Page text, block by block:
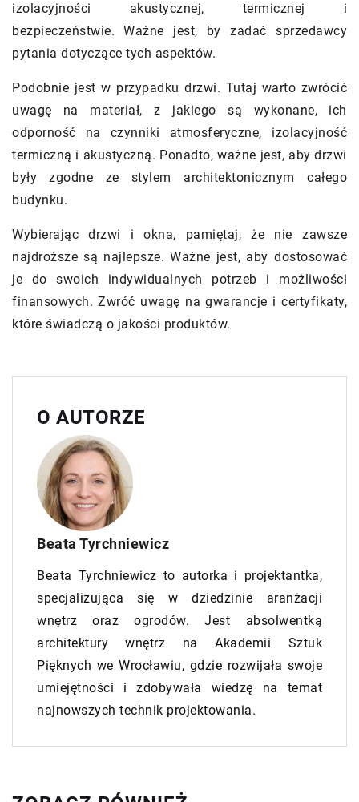
izolacyjności akustycznej, termicznej i
bezpieczeństwie. Ważne jest, by zadać sprzedawcy
pytania dotyczące tych aspektów.
Podobnie jest w przypadku drzwi. Tutaj warto zwrócić
uwagę na materiał, z jakiego są wykonane, ich
odporność na czynniki atmosferyczne, izolacyjność
termiczną i akustyczną. Ponadto, ważne jest, aby drzwi
były zgodne ze stylem architektonicznym całego
budynku.
Wybierając drzwi i okna, pamiętaj, że nie zawsze
najdroższe są najlepsze. Ważne jest, aby dostosować
je do swoich indywidualnych potrzeb i możliwości
finansowych. Zwróć uwagę na gwarancje i certyfikaty,
które świadczą o jakości produktów.
O AUTORZE
Beata Tyrchniewicz
Beata Tyrchniewicz to autorka i projektantka,
specjalizująca się w dziedzinie aranżacji
wnętrz oraz ogrodów. Jest absolwentką
architektury wnętrz na Akademii Sztuk
Pięknych we Wrocławiu, gdzie rozwijała swoje
umiejętności i zdobywała wiedzę na temat
najnowszych technik projektowania.